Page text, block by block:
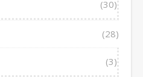
(30)
(28)
(3)